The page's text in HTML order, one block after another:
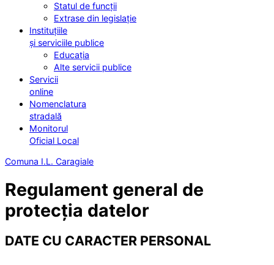
Statul de funcții
Extrase din legislație
Instituțiile
și serviciile publice
Educația
Alte servicii publice
Servicii
online
Nomenclatura
stradală
Monitorul
Oficial Local
Comuna I.L. Caragiale
Regulament general de
protecția datelor
DATE CU CARACTER PERSONAL